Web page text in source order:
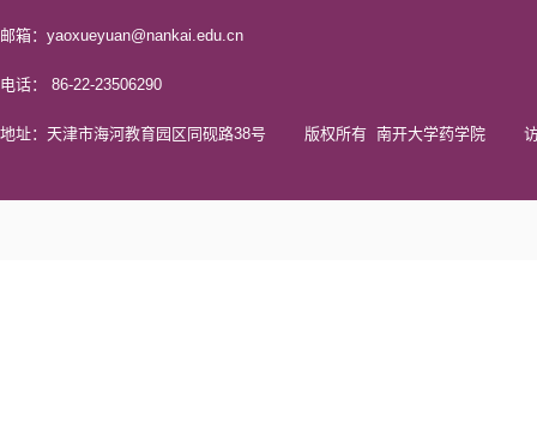
邮箱：yaoxueyuan@nankai.edu.cn
电话： 86-22-23506290
地址：天津市海河教育园区同砚路38号 版权所有 南开大学药学院 访